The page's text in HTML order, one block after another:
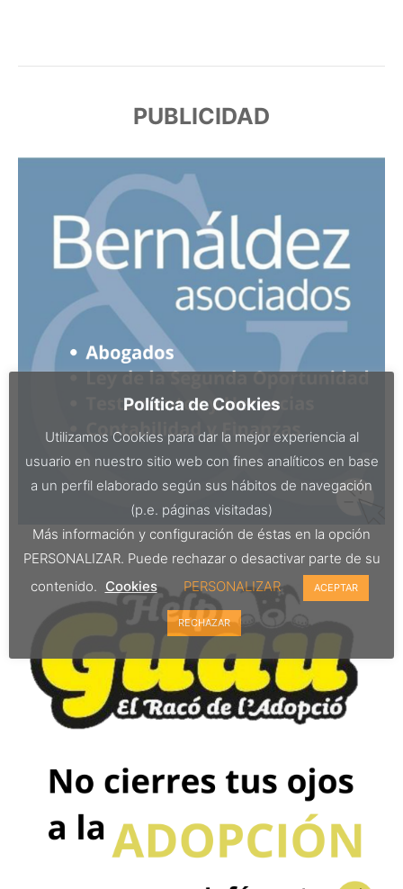
PUBLICIDAD
Política de Cookies
Utilizamos Cookies para dar la mejor experiencia al
usuario en nuestro sitio web con fines analíticos en base
a un perfil elaborado según sus hábitos de navegación
(p.e. páginas visitadas)
Más información y configuración de éstas en la opción
PERSONALIZAR. Puede rechazar o desactivar parte de su
contenido. Cookies PERSONALIZAR ACEPTAR
RECHAZAR